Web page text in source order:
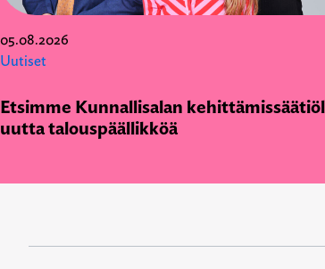
05.08.2026
Uutiset
Etsimme Kunnallisalan
uutta talouspäällikköä